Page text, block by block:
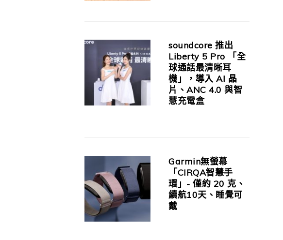
soundcore 推出
Liberty 5 Pro 「全
球通話最清晰耳
機」，導入 AI 晶
片、ANC 4.0 與智
慧充電盒
Garmin無螢幕
「CIRQA智慧手
環」- 僅約 20 克、
續航10天、睡覺可
戴